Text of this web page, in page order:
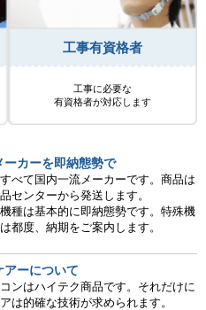
工事有資格者
工事に必要な
有資格者が対応します
ーカーを即納態勢で
べて国内一流メーカーです。商品は
センターから発送します。
種は基本的に即納態勢です。特殊機
都度、納期をご案内します。
アーについて
ンはハイテク商品です。それだけに
は的確な技術が求められます。